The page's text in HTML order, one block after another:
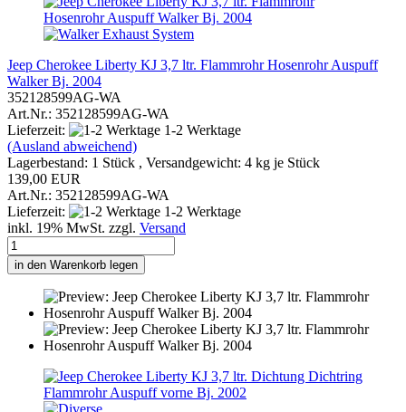
Jeep Cherokee Liberty KJ 3,7 ltr. Flammrohr Hosenrohr Auspuff
Walker Bj. 2004
352128599AG-WA
Art.Nr.: 352128599AG-WA
Lieferzeit:
1-2 Werktage
(Ausland abweichend)
Lagerbestand: 1 Stück , Versandgewicht: 4 kg je Stück
139,00 EUR
Art.Nr.: 352128599AG-WA
Lieferzeit:
1-2 Werktage
inkl. 19% MwSt. zzgl. Versand
in den Warenkorb legen